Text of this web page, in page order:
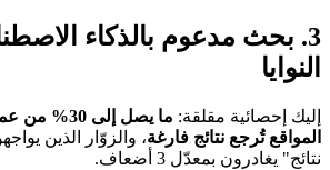
3. بحث مدعوم بالذكاء
النوايا
إليك إحصائية مقلقة:
ما يصل إلى
المواقع تُرجع نتائج فارغة، والزوّار الذين
نتائج" يغادرون بمعدّل 3 أضعاف.